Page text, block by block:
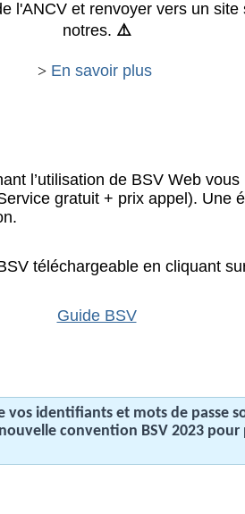
l'ANCV et renvoyer vers un
notres. ⚠️
> En savoir plus
l’utilisation de BSV Web
gratuit + prix appel). Une
téléchargeable en cliquant
Guide BSV
vos identifiants et mots de passe
convention BSV 2023